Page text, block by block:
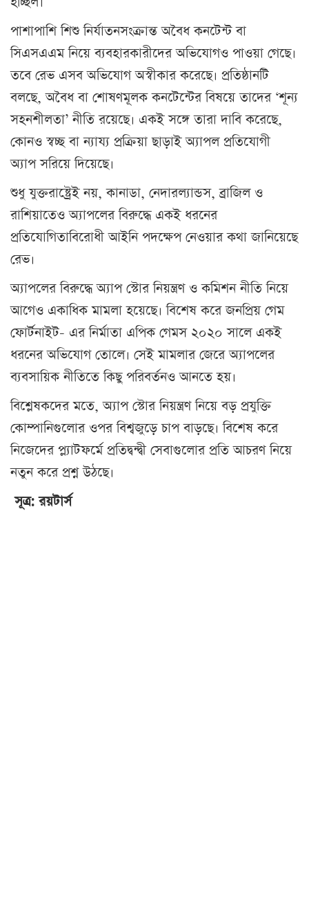
পাশাপাশি শিশু নির্যাতনসংক্রান্ত অবৈধ কনটেন্ট বা
সিএসএএম নিয়ে ব্যবহারকারীদের অভিযোগও পাওয়া গেছে।
তবে রেভ এসব অভিযোগ অস্বীকার করেছে। প্রতিষ্ঠানটি
বলছে, অবৈধ বা শোষণমূলক কনটেন্টের বিষয়ে তাদের ‘শূন্য
সহনশীলতা’ নীতি রয়েছে। একই সঙ্গে তারা দাবি করেছে,
কোনও স্বচ্ছ বা ন্যায্য প্রক্রিয়া ছাড়াই অ্যাপল প্রতিযোগী
অ্যাপ সরিয়ে দিয়েছে।
শুধু যুক্তরাষ্ট্রেই নয়, কানাডা, নেদারল্যান্ডস, ব্রাজিল ও
রাশিয়াতেও অ্যাপলের বিরুদ্ধে একই ধরনের
প্রতিযোগিতাবিরোধী আইনি পদক্ষেপ নেওয়ার কথা জানিয়েছে
রেভ।
অ্যাপলের বিরুদ্ধে অ্যাপ স্টোর নিয়ন্ত্রণ ও কমিশন নীতি নিয়ে
আগেও একাধিক মামলা হয়েছে। বিশেষ করে জনপ্রিয় গেম
ফোর্টনাইট- এর নির্মাতা এপিক গেমস ২০২০ সালে একই
ধরনের অভিযোগ তোলে। সেই মামলার জেরে অ্যাপলের
ব্যবসায়িক নীতিতে কিছু পরিবর্তনও আনতে হয়।
বিশ্লেষকদের মতে, অ্যাপ স্টোর নিয়ন্ত্রণ নিয়ে বড় প্রযুক্তি
কোম্পানিগুলোর ওপর বিশ্বজুড়ে চাপ বাড়ছে। বিশেষ করে
নিজেদের প্ল্যাটফর্মে প্রতিদ্বন্দ্বী সেবাগুলোর প্রতি আচরণ নিয়ে
নতুন করে প্রশ্ন উঠছে।
সূত্র: রয়টার্স